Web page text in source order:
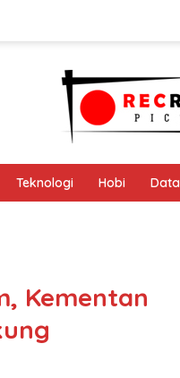
Teknologi Hobi Data
Kementan